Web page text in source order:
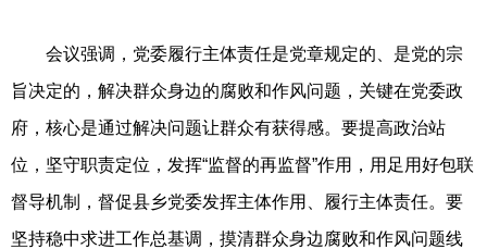
会议强调，党委履行主体责任是党章规定的、是党的宗
旨决定的，解决群众身边的腐败和作风问题，关键在党委政
府，核心是通过解决问题让群众有获得感。要提高政治站
位，坚守职责定位，发挥“监督的再监督”作用，用足用好包联
督导机制，督促县乡党委发挥主体作用、履行主体责任。要
坚持稳中求进工作总基调，摸清群众身边腐败和作风问题线